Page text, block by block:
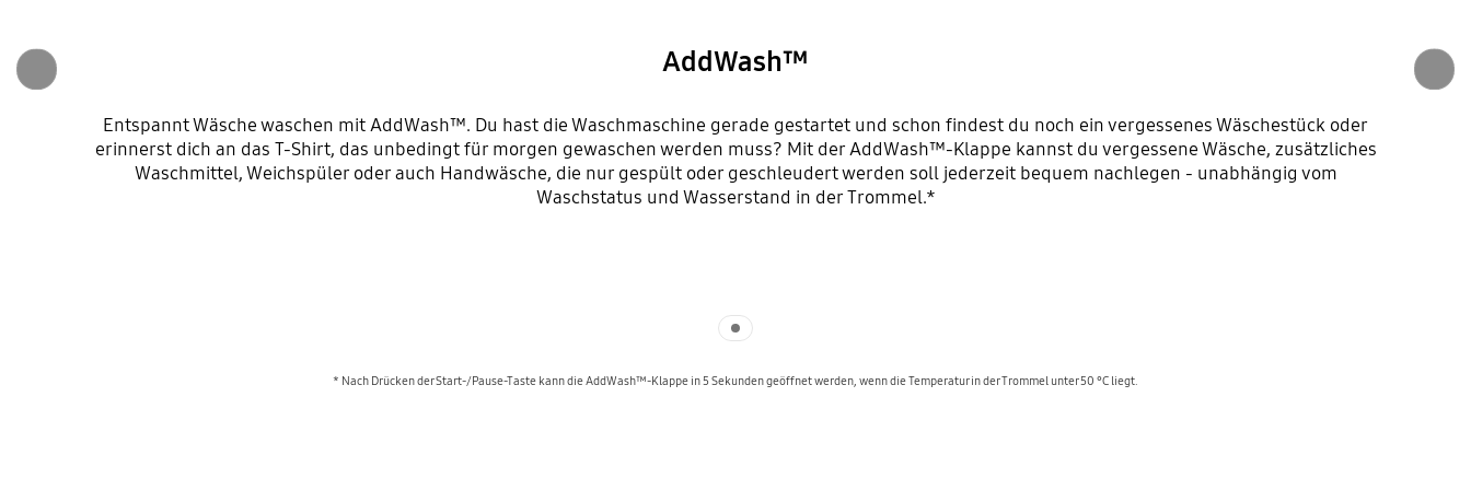
AddWash™
Entspannt Wäsche waschen mit AddWash™. Du hast die Waschmaschine gerade gestartet und schon findest du noch ein vergessenes Wäschestück oder
erinnerst dich an das T-Shirt, das unbedingt für morgen gewaschen werden muss? Mit der AddWash™-Klappe kannst du vergessene Wäsche, zusätzliches
Waschmittel, Weichspüler oder auch Handwäsche, die nur gespült oder geschleudert werden soll jederzeit bequem nachlegen - unabhängig vom
Waschstatus und Wasserstand in der Trommel.*
* Nach Drücken der Start-/Pause-Taste kann die AddWash™-Klappe in 5 Sekunden geöffnet werden, wenn die Temperatur in der Trommel unter 50 °C liegt.